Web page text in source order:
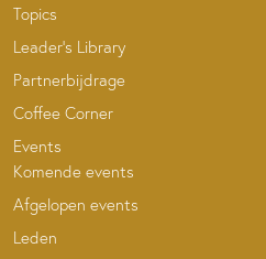
Topics
Leader’s Library
Partnerbijdrage
Coffee Corner
Events
Komende events
Afgelopen events
Leden